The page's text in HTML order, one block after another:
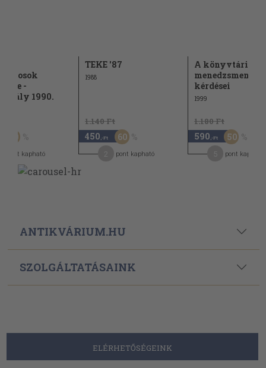
-
1990.
50
pont kapható
TEKE '87
1988
1.140 Ft
450 ,-Ft 60
pont kapható
A könyvtári
menedzsment
kérdései
1999
1.180 Ft
590 ,-Ft 50
pont kapható
ANTIKVÁRIUM.HU
SZOLGÁLTATÁSAINK
ELÉRHETŐSÉGEINK